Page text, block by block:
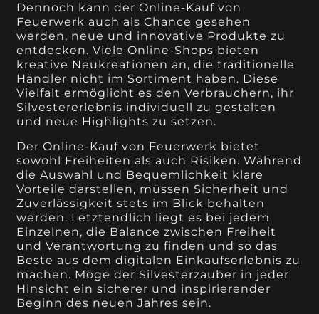
Dennoch kann der Online-Kauf von
Feuerwerk auch als Chance gesehen
werden, neue und innovative Produkte zu
entdecken. Viele Online-Shops bieten
kreative Neukreationen an, die traditionelle
Händler nicht im Sortiment haben. Diese
Vielfalt ermöglicht es den Verbrauchern, ihr
Silvestererlebnis individuell zu gestalten
und neue Highlights zu setzen.
Der Online-Kauf von Feuerwerk bietet
sowohl Freiheiten als auch Risiken. Während
die Auswahl und Bequemlichkeit klare
Vorteile darstellen, müssen Sicherheit und
Zuverlässigkeit stets im Blick behalten
werden. Letztendlich liegt es bei jedem
Einzelnen, die Balance zwischen Freiheit
und Verantwortung zu finden und so das
Beste aus dem digitalen Einkaufserlebnis zu
machen. Möge der Silvesterzauber in jeder
Hinsicht ein sicherer und inspirierender
Beginn des neuen Jahres sein.